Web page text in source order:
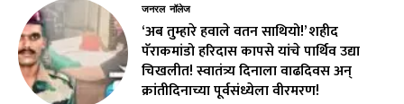
जनरल नॉलेज
‘अब तुम्हारे हवाले वतन साथियो!’ शहीद
पॅराकमांडो हरिदास कापसे यांचे पार्थिव उद्या
चिखलीत! स्वातंत्र्य दिनाला वाढदिवस अन्
क्रांतीदिनाच्या पूर्वसंध्येला वीरमरण!